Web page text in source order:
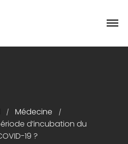
Présentation
Articles
/ Médecine /
d’incubation du
19 ?